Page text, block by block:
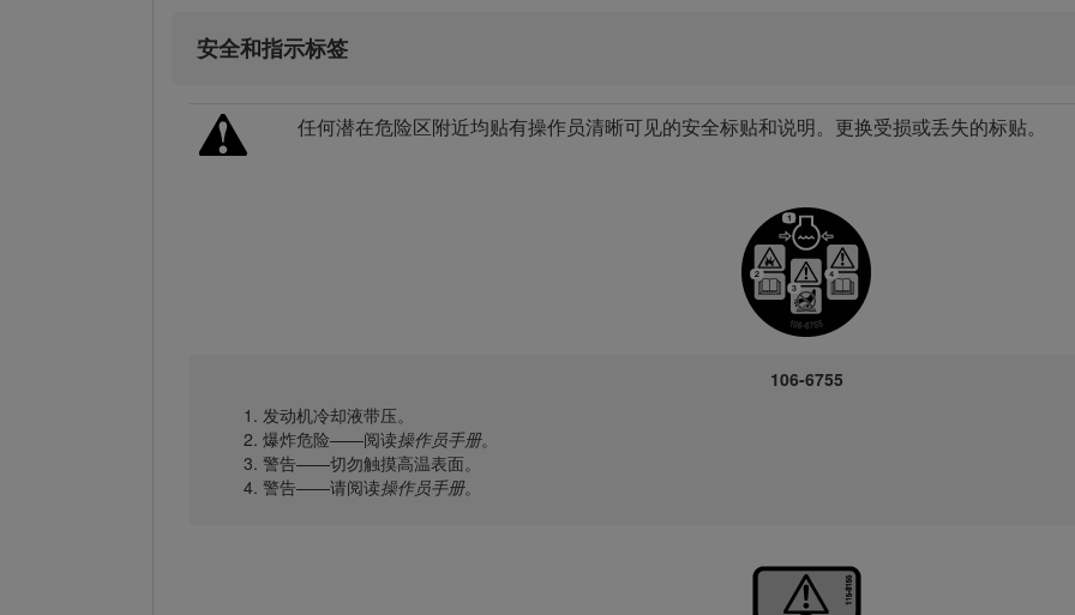
安全和指示标签
任何潜在危险区附近均贴有操作员清晰可见的安全标贴和说明。更换受损或丢失的标贴。
106-6755
发动机冷却液带压。
爆炸危险——阅读操作员手册。
警告——切勿触摸高温表面。
警告——请阅读操作员手册。